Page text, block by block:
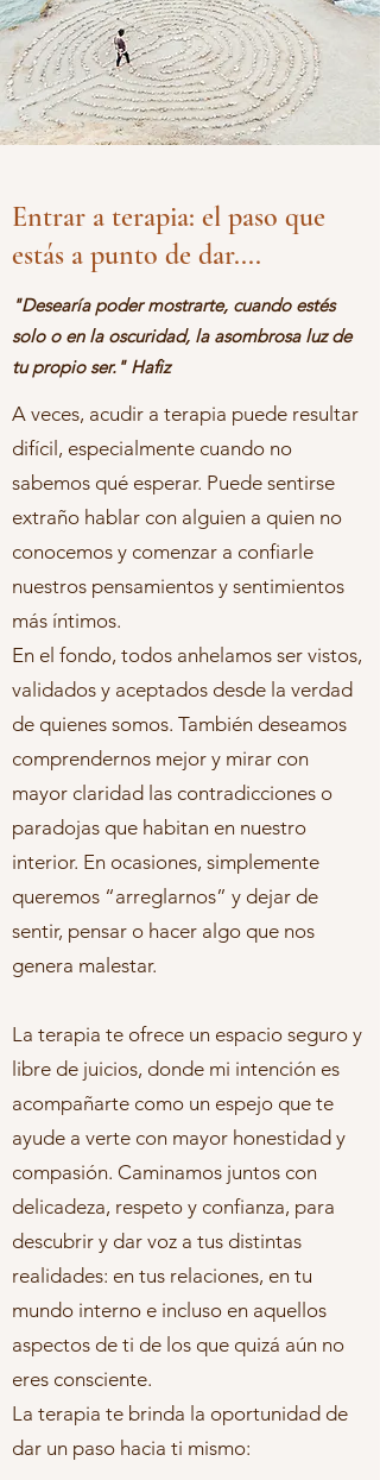
Entrar a terapia: el paso que
estás a punto de dar....
"Desearía poder mostrarte, cuando estés
solo o en la oscuridad, la asombrosa luz de
tu propio ser." Hafiz
A veces, acudir a terapia puede resultar
difícil, especialmente cuando no
sabemos qué esperar. Puede sentirse
extraño hablar con alguien a quien no
conocemos y comenzar a confiarle
nuestros pensamientos y sentimientos
más íntimos.
En el fondo, todos anhelamos ser vistos,
validados y aceptados desde la verdad
de quienes somos. También deseamos
comprendernos mejor y mirar con
mayor claridad las contradicciones o
paradojas que habitan en nuestro
interior. En ocasiones, simplemente
queremos “arreglarnos” y dejar de
sentir, pensar o hacer algo que nos
genera malestar.
La terapia te ofrece un espacio seguro y
libre de juicios, donde mi intención es
acompañarte como un espejo que te
ayude a verte con mayor honestidad y
compasión. Caminamos juntos con
delicadeza, respeto y confianza, para
descubrir y dar voz a tus distintas
realidades: en tus relaciones, en tu
mundo interno e incluso en aquellos
aspectos de ti de los que quizá aún no
eres consciente.
La terapia te brinda la oportunidad de
dar un paso hacia ti mismo: